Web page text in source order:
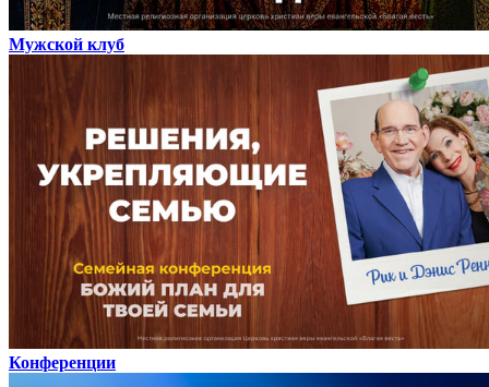
Мужской клуб
Конференции